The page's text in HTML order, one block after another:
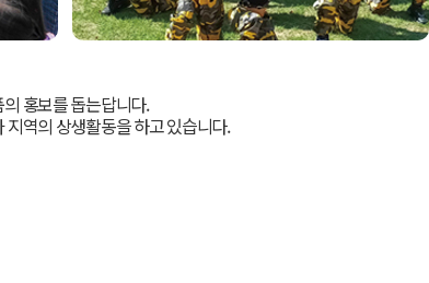
홍보를 돕는답니다.
역의 상생활동을 하고 있습니다.